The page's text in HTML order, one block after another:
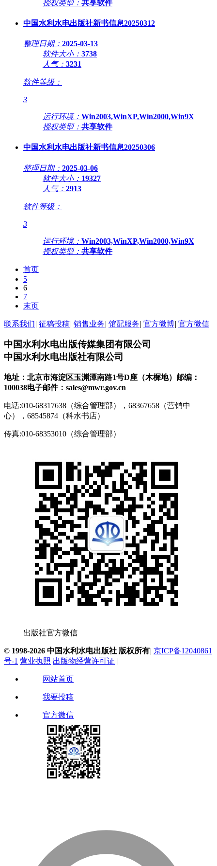
授权类型： 共享软件
中国水利水电出版社新书信息20250312
整理日期： 2025-03-13
软件大小： 3738
人气： 3231
软件等级：
3
运行环境： Win2003,WinXP,Win2000,Win9X
授权类型： 共享软件
中国水利水电出版社新书信息20250306
整理日期： 2025-03-06
软件大小： 19327
人气： 2913
软件等级：
3
运行环境： Win2003,WinXP,Win2000,Win9X
授权类型： 共享软件
首页
5
6
7
末页
联系我们| 征稿投稿| 销售业务| 馆配服务| 官方微博| 官方微信
中国水利水电出版传媒集团有限公司
中国水利水电出版社有限公司
地址：北京市海淀区玉渊潭南路1号D座（木樨地） 邮编：
100038电子邮件：sales@mwr.gov.cn
电话:010-68317638（综合管理部），68367658（营销中
心），68545874（科水书店）
传真:010-68353010（综合管理部）
出版社官方微信
© 1998-2026 中国水利水电出版社 版权所有| 京ICP备12040861
号-1 营业执照 出版物经营许可证 |
网站首页
我要投稿
官方微信